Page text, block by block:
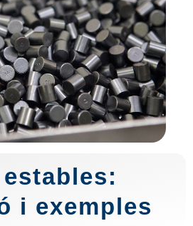
i exemples